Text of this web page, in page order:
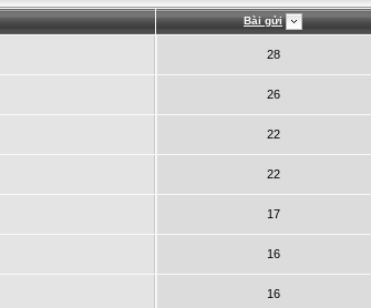
Bài gửi
28
26
22
22
17
16
16